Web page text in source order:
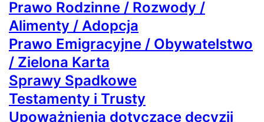
Prawo Rodzinne / Rozwody /
Alimenty / Adopcja
Prawo Emigracyjne / Obywatelstwo
/ Zielona Karta
Sprawy Spadkowe
Testamenty i Trusty
Upoważnienia dotyczące decyzji